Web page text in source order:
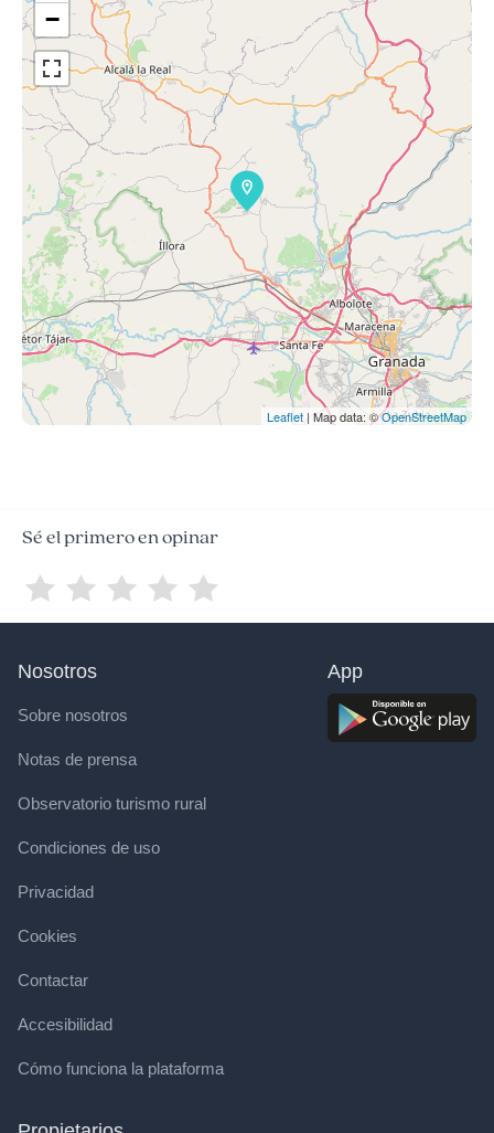
−
Leaflet | Map data: ©OpenStreetMap
Sé el primero en opinar
Nosotros
Sobre nosotros
Notas de prensa
Observatorio turismo rural
Condiciones de uso
Privacidad
Cookies
Contactar
Accesibilidad
Cómo funciona la plataforma
App